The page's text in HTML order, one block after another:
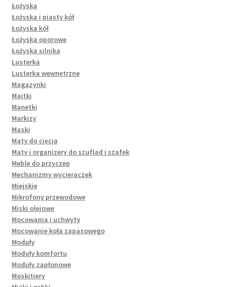
Łożyska
Łożyska i piasty kół
Łożyska kół
Łożyska oporowe
Łożyska silnika
Lusterka
Lusterka wewnętrzne
Magazynki
Majtki
Manetki
Markizy
Maski
Maty do cięcia
Maty i organizery do szuflad i szafek
Meble do przyczep
Mechanizmy wycieraczek
Miejskie
Mikrofony przewodowe
Miski olejowe
Mocowania i uchwyty
Mocowanie koła zapasowego
Moduły
Moduły komfortu
Moduły zapłonowe
Moskitiery